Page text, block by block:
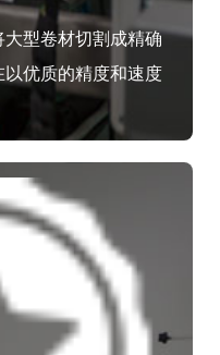
型卷材切割成精确
优质的精度和速度